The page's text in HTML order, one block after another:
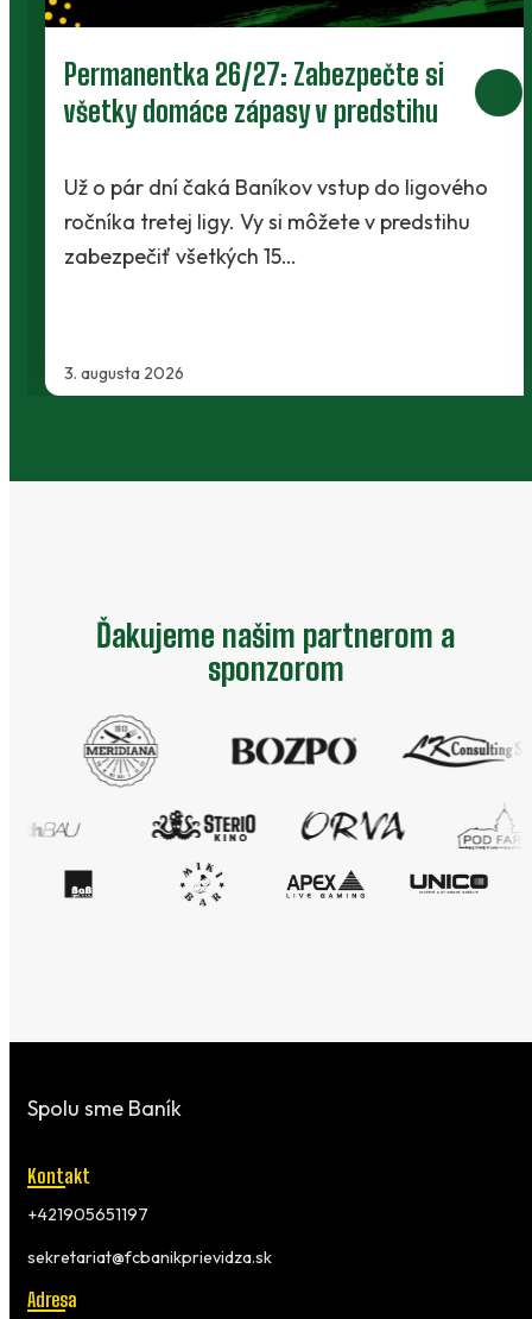
Permanentka 26/27: Zabezpečte si
všetky domáce zápasy v predstihu
3. augusta 2026
Už o pár dní čaká Baníkov vstup do ligového
ročníka tretej ligy. Vy si môžete v predstihu
zabezpečiť všetkých 15…
Ďakujeme našim partnerom a
sponzorom
Spolu sme Baník
Kontakt
+421905651197
sekretariat@fcbanikprievidza.sk
Adresa